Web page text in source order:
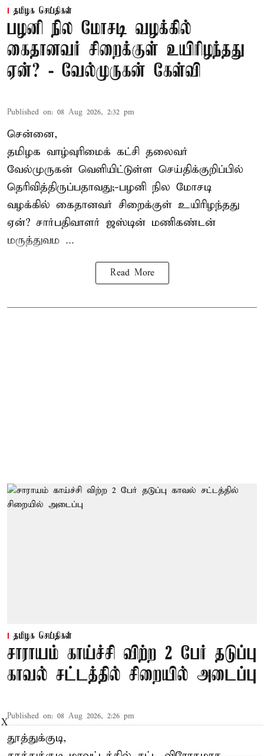
தமிழக செய்திகள்
பழனி நில மோசடி வழக்கில்
கைதானவர் சிறைக்குள் உயிரிழந்தது
ஏன்? - வேல்முருகன் கேள்வி
Published on: 08 Aug 2026, 2:32 pm
சென்னை,
தமிழக வாழ்வுரிமைக் கட்சி தலைவர்
வேல்முருகன் வெளியிட்டுள்ள செய்திக்குறிப்பில்
தெரிவித்திருப்பதாவது;-பழனி நில மோசடி
வழக்கில் கைதானவர் சிறைக்குள் உயிரிழந்தது
ஏன்? சார்பதிவாளர் ஜஸ்டின் மணிகண்டன்
மருத்துவம ...
Read More
தமிழக செய்திகள்
சாராயம் காய்ச்சி விற்ற 2 பேர் தடுப்பு
காவல் சட்டத்தில் சிறையில் அடைப்பு
Published on: 08 Aug 2026, 2:26 pm
தூத்துக்குடி,
X